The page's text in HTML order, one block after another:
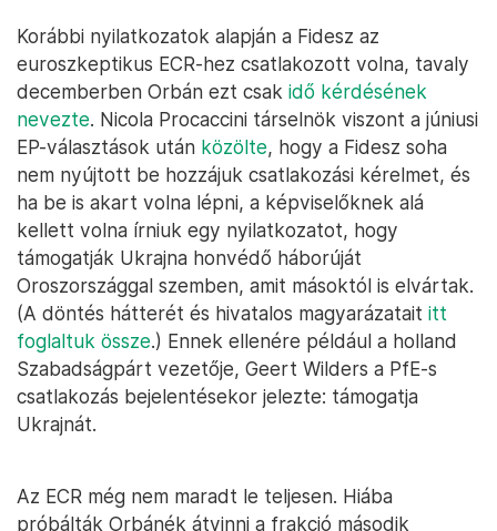
Korábbi nyilatkozatok alapján a Fidesz az
euroszkeptikus ECR-hez csatlakozott volna, tavaly
decemberben Orbán ezt csak idő kérdésének
nevezte. Nicola Procaccini társelnök viszont a júniusi
EP-választások után közölte, hogy a Fidesz soha
nem nyújtott be hozzájuk csatlakozási kérelmet, és
ha be is akart volna lépni, a képviselőknek alá
kellett volna írniuk egy nyilatkozatot, hogy
támogatják Ukrajna honvédő háborúját
Oroszországgal szemben, amit másoktól is elvártak.
(A döntés hátterét és hivatalos magyarázatait itt
foglaltuk össze.) Ennek ellenére például a holland
Szabadságpárt vezetője, Geert Wilders a PfE-s
csatlakozás bejelentésekor jelezte: támogatja
Ukrajnát.
Az ECR még nem maradt le teljesen. Hiába
próbálták Orbánék átvinni a frakció második